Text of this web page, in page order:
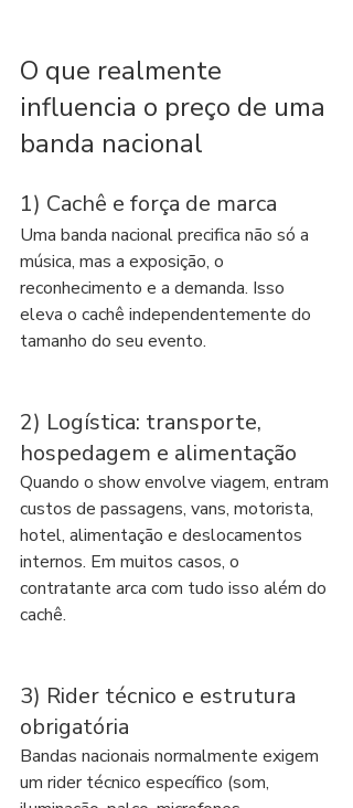
O que realmente
influencia o preço de uma
banda nacional
1) Cachê e força de marca
Uma banda nacional precifica não só a
música, mas a exposição, o
reconhecimento e a demanda. Isso
eleva o cachê independentemente do
tamanho do seu evento.
2) Logística: transporte,
hospedagem e alimentação
Quando o show envolve viagem, entram
custos de passagens, vans, motorista,
hotel, alimentação e deslocamentos
internos. Em muitos casos, o
contratante arca com tudo isso além do
cachê.
3) Rider técnico e estrutura
obrigatória
Bandas nacionais normalmente exigem
um rider técnico específico (som,